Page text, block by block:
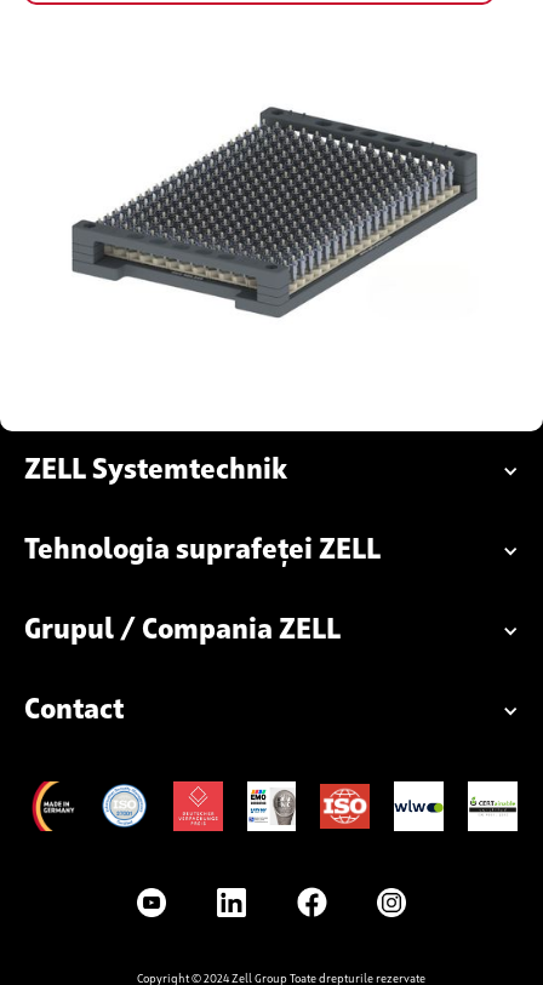
ZELL Systemtechnik
Tehnologia suprafeței ZELL
Grupul / Compania ZELL
Contact
Copyright © 2024 Zell Group Toate drepturile rezervate